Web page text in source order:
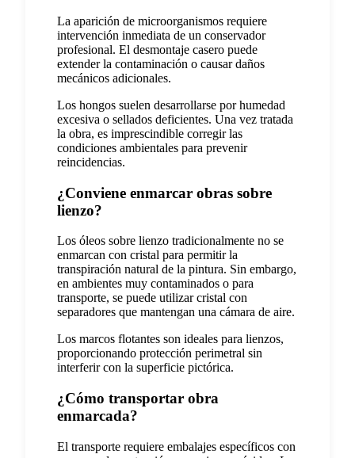
La aparición de microorganismos requiere
intervención inmediata de un conservador
profesional. El desmontaje casero puede
extender la contaminación o causar daños
mecánicos adicionales.
Los hongos suelen desarrollarse por humedad
excesiva o sellados deficientes. Una vez tratada
la obra, es imprescindible corregir las
condiciones ambientales para prevenir
reincidencias.
¿Conviene enmarcar obras sobre
lienzo?
Los óleos sobre lienzo tradicionalmente no se
enmarcan con cristal para permitir la
transpiración natural de la pintura. Sin embargo,
en ambientes muy contaminados o para
transporte, se puede utilizar cristal con
separadores que mantengan una cámara de aire.
Los marcos flotantes son ideales para lienzos,
proporcionando protección perimetral sin
interferir con la superficie pictórica.
¿Cómo transportar obra
enmarcada?
El transporte requiere embalajes específicos con